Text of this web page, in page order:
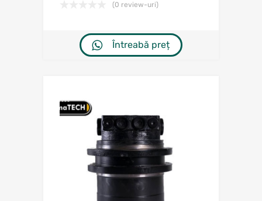
(0 review-uri)
Întreabă preț